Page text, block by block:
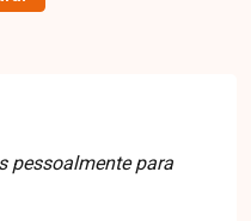
pessoalmente para